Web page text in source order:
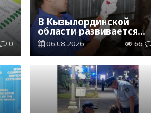
0
В Кызылординской
области развивается
ветеринарная отрасль
06.08.2026 66